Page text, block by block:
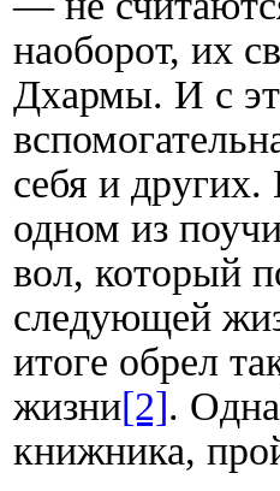
наоборот, их
Дхармы. И с
себя и
одном из
вол, который
следующей
итоге обрел
жизни[2].
книжника,